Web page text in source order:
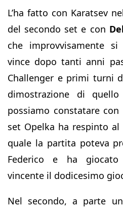
L’ha fatto con Karatsev
del secondo set e con
che improvvisamente
vince dopo tanti anni
Challenger e primi turni
dimostrazione di
possiamo constatare
set Opelka ha respinto
quale la partita poteva
Federico e ha giocato
vincente il dodicesimo
Nel secondo, a parte